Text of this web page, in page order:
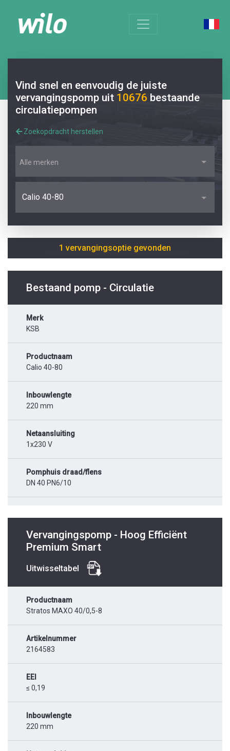
Vind snel en eenvoudig de juiste
vervangingspomp uit 10676 bestaande
circulatiepompen
Zoekopdracht herstellen
Alle merken
Calio 40-80
1 vervangingsoptie gevonden
Bestaand pomp - Circulatie
Merk
KSB
Productnaam
Calio 40-80
Inbouwlengte
220 mm
Netaansluiting
1x230 V
Pomphuis draad/flens
DN 40 PN6/10
Vervangingspomp - Hoog Efficiënt
Premium Smart
Uitwisseltabel
Productnaam
Stratos MAXO 40/0,5-8
Artikelnummer
2164583
EEI
≤ 0,19
Inbouwlengte
220 mm